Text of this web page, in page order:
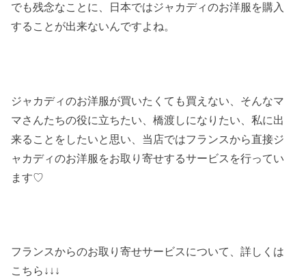
でも残念なことに、日本ではジャカディのお洋服を購入
することが出来ないんですよね。
ジャカディのお洋服が買いたくても買えない、そんなマ
マさんたちの役に立ちたい、橋渡しになりたい、私に出
来ることをしたいと思い、当店ではフランスから直接ジ
ャカディのお洋服をお取り寄せするサービスを行ってい
ます♡
フランスからのお取り寄せサービスについて、詳しくは
こちら↓↓↓